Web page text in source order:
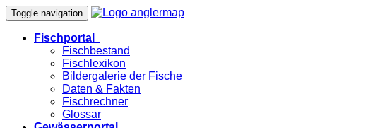
Toggle navigation
Fischportal
Fischbestand
Fischlexikon
Bildergalerie der Fische
Daten & Fakten
Fischrechner
Glossar